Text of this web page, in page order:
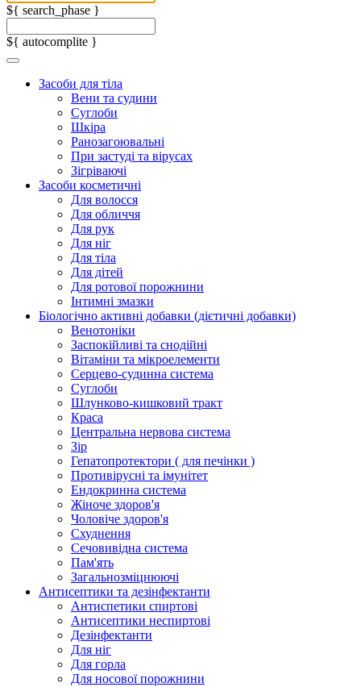
${ search_phase }
${ autocomplite }
Засоби для тіла
Вени та судини
Суглоби
Шкіра
Ранозагоювальні
При застуді та вірусах
Зігріваючі
Засоби косметичні
Для волосся
Для обличчя
Для рук
Для ніг
Для тіла
Для дітей
Для ротової порожнини
Інтимні змазки
Біологічно активні добавки (дієтичні добавки)
Венотоніки
Заспокійливі та снодійні
Вітаміни та мікроелементи
Серцево-судинна система
Суглоби
Шлунково-кишковий тракт
Краса
Центральна нервова система
Зір
Гепатопротектори ( для печінки )
Противірусні та імунітет
Ендокринна система
Жіноче здоров'я
Чоловіче здоров'я
Схуднення
Сечовивідна система
Пам'ять
Загальнозміцнюючі
Антисептики та дезінфектанти
Антиспетики спиртові
Антисептики неспиртові
Дезінфектанти
Для ніг
Для горла
Для носової порожнини